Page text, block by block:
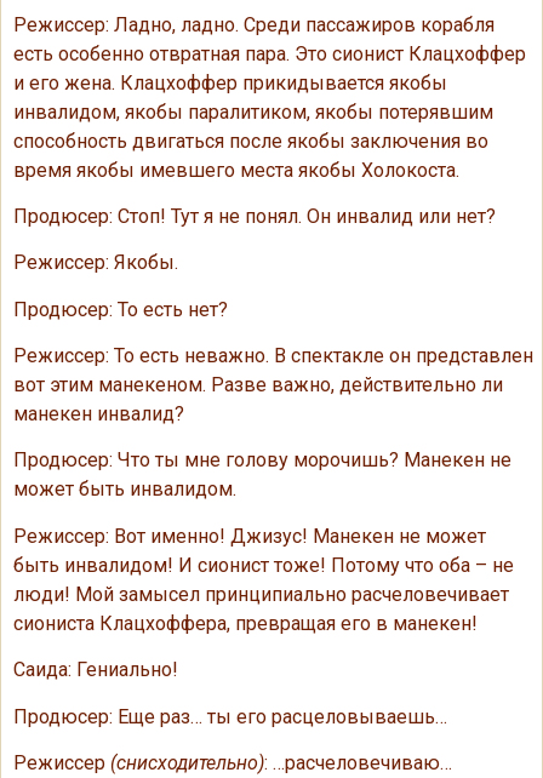
Режиссер: Ладно, ладно. Среди пассажиров корабля
есть особенно отвратная пара. Это сионист Клацхоффер
и его жена. Клацхоффер прикидывается якобы
инвалидом, якобы паралитиком, якобы потерявшим
способность двигаться после якобы заключения во
время якобы имевшего места якобы Холокоста.
Продюсер: Стоп! Тут я не понял. Он инвалид или нет?
Режиссер: Якобы.
Продюсер: То есть нет?
Режиссер: То есть неважно. В спектакле он представлен
вот этим манекеном. Разве важно, действительно ли
манекен инвалид?
Продюсер: Что ты мне голову морочишь? Манекен не
может быть инвалидом.
Режиссер: Вот именно! Джизус! Манекен не может
быть инвалидом! И сионист тоже! Потому что оба – не
люди! Мой замысел принципиально расчеловечивает
сиониста Клацхоффера, превращая его в манекен!
Саида: Гениально!
Продюсер: Еще раз… ты его расцеловываешь…
Режиссер (снисходительно): …расчеловечиваю…